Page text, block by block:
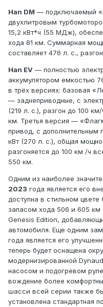
Han DM — подключаемый
двухлитровым
15,2 кВт*ч (55 МДж),
хода 81 км. Суммарная
составляет 476 л. с.,
Han EV — полностью
аккумулятором емкостью
в трёх версиях: базовая
— заднеприводные, с
(219 л. с.), разгон до 100
км. Третья версия —
привод, с
кВт (270 л. с.), общая
разгоняется до 100 км /ч
550 км.
Одним из наиболее
2023 года является его
доступна в стильном
запасом хода 506 и 605 км
Genesis Edition,
автомобиля. Еще одним
года является его
теперь будет оснащена
модернизированной
насосом и подогревом
вождение более
шасси всей серии также
установлена стандартная